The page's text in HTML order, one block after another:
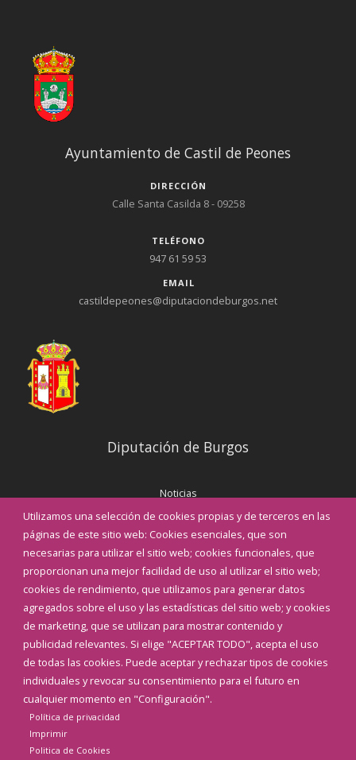
Utilizamos una selección de cookies propias y de terceros en las
páginas de este sitio web: Cookies esenciales, que son
necesarias para utilizar el sitio web; cookies funcionales, que
proporcionan una mejor facilidad de uso al utilizar el sitio web;
cookies de rendimiento, que utilizamos para generar datos
agregados sobre el uso y las estadísticas del sitio web; y cookies
de marketing, que se utilizan para mostrar contenido y
publicidad relevantes. Si elige "ACEPTAR TODO", acepta el uso
de todas las cookies. Puede aceptar y rechazar tipos de cookies
individuales y revocar su consentimiento para el futuro en
cualquier momento en "Configuración".
Política de privacidad
Imprimir
Politica de Cookies
Ayuntamiento de Castil de Peones
DIRECCIÓN
Calle Santa Casilda 8 - 09258
TELÉFONO
947 61 59 53
EMAIL
castildepeones@diputaciondeburgos.net
Diputación de Burgos
Noticias
Eventos
Corporación Municipal
Teléfonos de interés
INICIAR SESIÓN
MAPA WEB